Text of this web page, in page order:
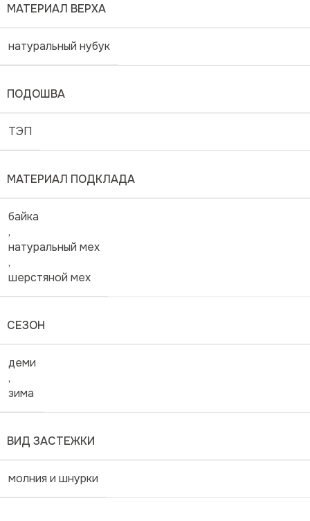
МАТЕРИАЛ ВЕРХА
натуральный нубук
ПОДОШВА
ТЭП
МАТЕРИАЛ ПОДКЛАДА
байка
,
натуральный мех
,
шерстяной мех
СЕЗОН
деми
,
зима
ВИД ЗАСТЕЖКИ
молния и шнурки